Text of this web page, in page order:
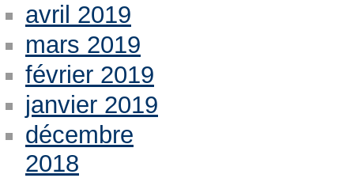
avril 2019
mars 2019
février 2019
janvier 2019
décembre
2018